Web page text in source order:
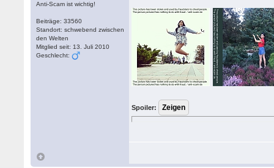
Anti-Scam ist wichtig!
Beiträge: 33560
Standort: schwebend zwischen
den Welten
Mitglied seit: 13. Juli 2010
Geschlecht:
Spoiler: